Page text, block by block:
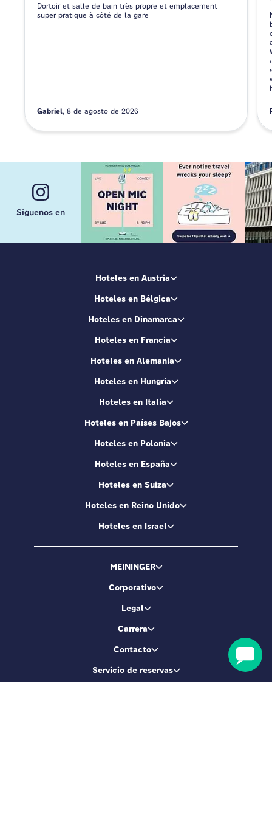
Dortoir et salle de bain très propre et emplacement
super pratique à côté de la gare
Gabriel 8 de agosto de 2026
Síguenos en
Hoteles en Austria
Hoteles en Bélgica
Hoteles en Dinamarca
Hoteles en Francia
Hoteles en Alemania
Hoteles en Hungría
Hoteles en Italia
Hoteles en Países Bajos
Hoteles en Polonia
Hoteles en España
Hoteles en Suiza
Hoteles en Reino Unido
Hoteles en Israel
MEININGER
Corporativo
Legal
Carrera
Contacto
Servicio de reservas